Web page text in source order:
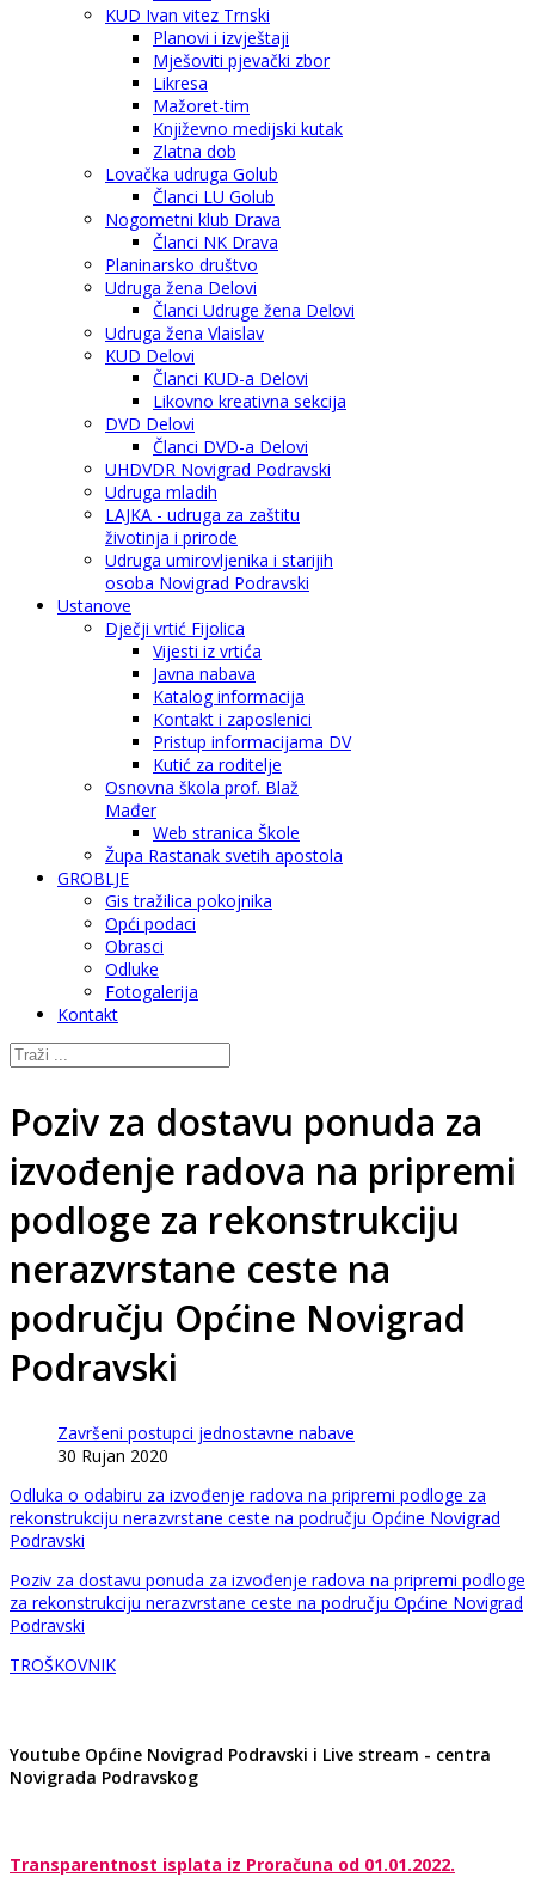
KUD Ivan vitez Trnski
Planovi i izvještaji
Mješoviti pjevački zbor
Likresa
Mažoret-tim
Književno medijski kutak
Zlatna dob
Lovačka udruga Golub
Članci LU Golub
Nogometni klub Drava
Članci NK Drava
Planinarsko društvo
Udruga žena Delovi
Članci Udruge žena Delovi
Udruga žena Vlaislav
KUD Delovi
Članci KUD-a Delovi
Likovno kreativna sekcija
DVD Delovi
Članci DVD-a Delovi
UHDVDR Novigrad Podravski
Udruga mladih
LAJKA - udruga za zaštitu
životinja i prirode
Udruga umirovljenika i starijih
osoba Novigrad Podravski
Ustanove
Dječji vrtić Fijolica
Vijesti iz vrtića
Javna nabava
Katalog informacija
Kontakt i zaposlenici
Pristup informacijama DV
Kutić za roditelje
Osnovna škola prof. Blaž
Mađer
Web stranica Škole
Župa Rastanak svetih apostola
GROBLJE
Gis tražilica pokojnika
Opći podaci
Obrasci
Odluke
Fotogalerija
Kontakt
Poziv za dostavu ponuda za
izvođenje radova na pripremi
podloge za rekonstrukciju
nerazvrstane ceste na
području Općine Novigrad
Podravski
Završeni postupci jednostavne nabave
30 Rujan 2020
Odluka o odabiru za izvođenje radova na pripremi podloge za
rekonstrukciju nerazvrstane ceste na području Općine Novigrad
Podravski
Poziv za dostavu ponuda za izvođenje radova na pripremi podloge
za rekonstrukciju nerazvrstane ceste na području Općine Novigrad
Podravski
TROŠKOVNIK
Youtube Općine Novigrad Podravski i Live stream - centra
Novigrada Podravskog
Transparentnost isplata iz Proračuna od 01.01.2022.